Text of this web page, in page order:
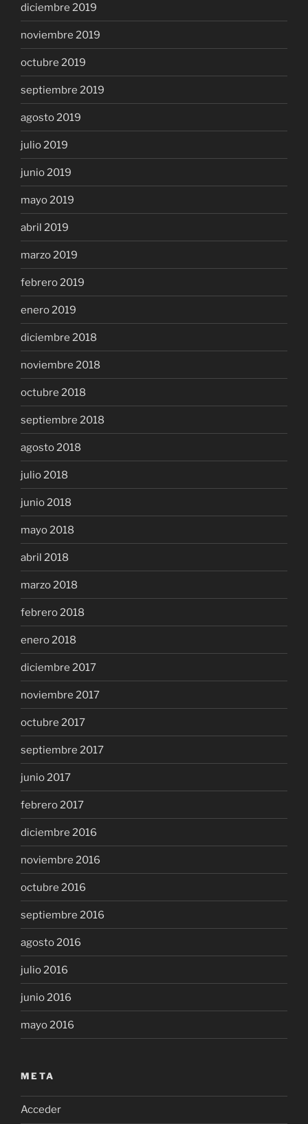
diciembre 2019
noviembre 2019
octubre 2019
septiembre 2019
agosto 2019
julio 2019
junio 2019
mayo 2019
abril 2019
marzo 2019
febrero 2019
enero 2019
diciembre 2018
noviembre 2018
octubre 2018
septiembre 2018
agosto 2018
julio 2018
junio 2018
mayo 2018
abril 2018
marzo 2018
febrero 2018
enero 2018
diciembre 2017
noviembre 2017
octubre 2017
septiembre 2017
junio 2017
febrero 2017
diciembre 2016
noviembre 2016
octubre 2016
septiembre 2016
agosto 2016
julio 2016
junio 2016
mayo 2016
META
Acceder